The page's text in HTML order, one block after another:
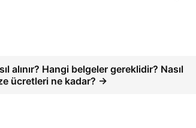
alınır? Hangi belgeler gereklidir? Nasıl
ücretleri ne kadar? →